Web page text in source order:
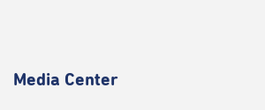
Media Center